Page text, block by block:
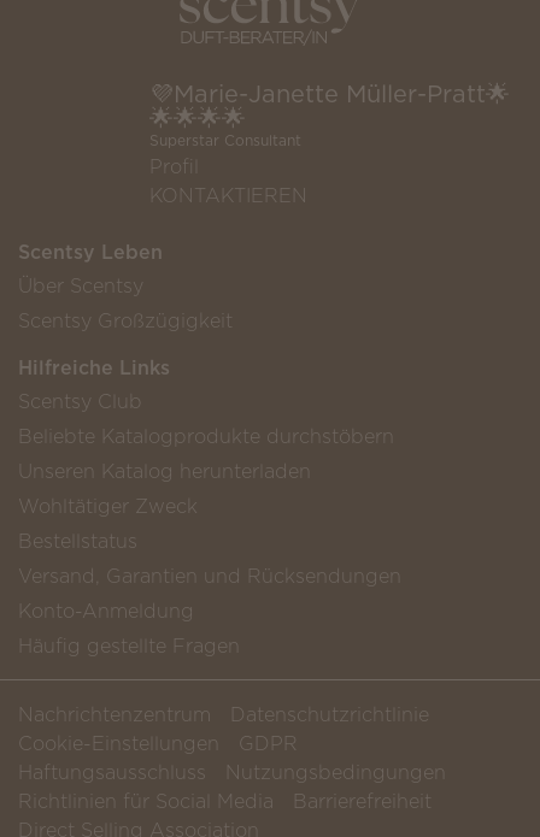
💜Marie-Janette Müller-Pratt🌟
🌟🌟🌟🌟
Superstar Consultant
Profil
KONTAKTIEREN
Scentsy Leben
Über Scentsy
Scentsy Großzügigkeit
Hilfreiche Links
Scentsy Club
Beliebte Katalogprodukte durchstöbern
Unseren Katalog herunterladen
Wohltätiger Zweck
Bestellstatus
Versand, Garantien und Rücksendungen
Konto-Anmeldung
Häufig gestellte Fragen
Nachrichtenzentrum
Datenschutzrichtlinie
Cookie-Einstellungen
GDPR
Haftungsausschluss
Nutzungsbedingungen
Richtlinien für Social Media
Barrierefreiheit
Direct Selling Association